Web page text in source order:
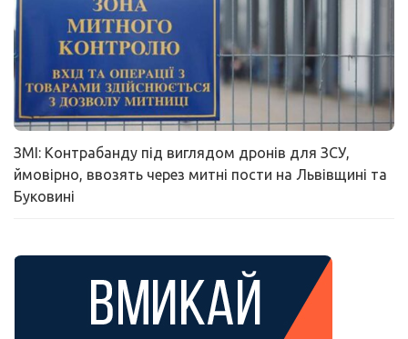
ЗМІ: Контрабанду під виглядом дронів для ЗСУ,
ймовірно, ввозять через митні пости на Львівщині та
Буковині